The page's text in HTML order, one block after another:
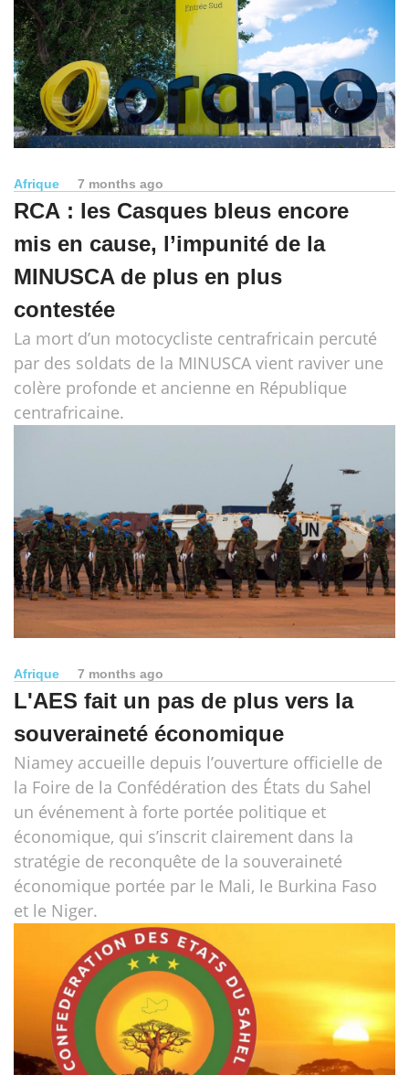
Afrique 7 months ago
RCA : les Casques bleus encore
mis en cause, l’impunité de la
MINUSCA de plus en plus
contestée
La mort d’un motocycliste centrafricain percuté
par des soldats de la MINUSCA vient raviver une
colère profonde et ancienne en République
centrafricaine.
Afrique 7 months ago
L'AES fait un pas de plus vers la
souveraineté économique
Niamey accueille depuis l’ouverture officielle de
la Foire de la Confédération des États du Sahel
un événement à forte portée politique et
économique, qui s’inscrit clairement dans la
stratégie de reconquête de la souveraineté
économique portée par le Mali, le Burkina Faso
et le Niger.